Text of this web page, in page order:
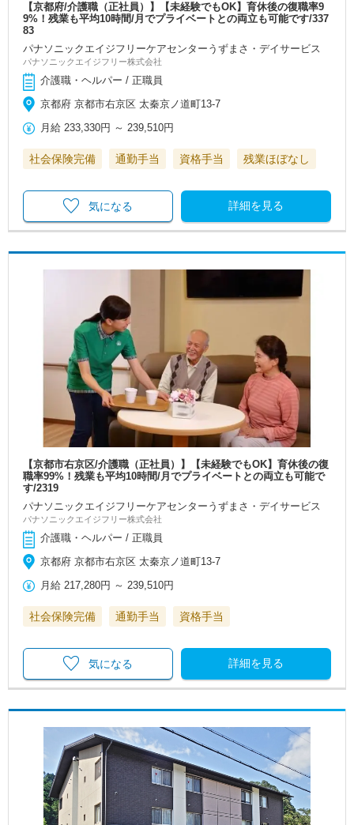
【京都府/介護職（正社員）】【未経験でもOK】育休後の復職率9
9%！残業も平均10時間/月でプライベートとの両立も可能です/337
83
パナソニックエイジフリーケアセンターうずまさ・デイサービス
パナソニックエイジフリー株式会社
介護職・ヘルパー / 正職員
京都府 京都市右京区 太秦京ノ道町13-7
月給 233,330円 ～ 239,510円
社会保険完備 通勤手当 資格手当 残業ほぼなし
詳細を見る
気になる
【京都市右京区/介護職（正社員）】【未経験でもOK】育休後の復
職率99%！残業も平均10時間/月でプライベートとの両立も可能で
す/2319
パナソニックエイジフリーケアセンターうずまさ・デイサービス
パナソニックエイジフリー株式会社
介護職・ヘルパー / 正職員
京都府 京都市右京区 太秦京ノ道町13-7
月給 217,280円 ～ 239,510円
社会保険完備 通勤手当 資格手当
詳細を見る
気になる